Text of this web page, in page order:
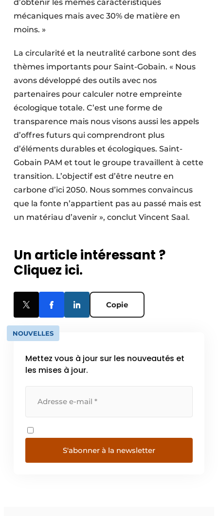
d’obtenir les mêmes caractéristiques
mécaniques mais avec 30% de matière en
moins. »
La circularité et la neutralité carbone sont des
thèmes importants pour Saint-Gobain. « Nous
avons développé des outils avec nos
partenaires pour calculer notre empreinte
écologique totale. C’est une forme de
transparence mais nous visons aussi les appels
d’offres futurs qui comprendront plus
d’éléments durables et écologiques. Saint-
Gobain PAM et tout le groupe travaillent à cette
transition. L’objectif est d’être neutre en
carbone d’ici 2050. Nous sommes convaincus
que la fonte n’appartient pas au passé mais est
un matériau d’avenir », conclut Vincent Saal.
Un article intéressant ?
Cliquez ici.
Copie
NOUVELLES
Mettez vous à jour sur les nouveautés et
les mises à jour.
S'abonner à la newsletter